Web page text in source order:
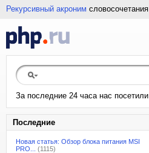
Рекурсивный акроним словосочетания
За последние 24 часа нас посетили
Последние
Новая статья: Обзор блока питания MSI
PRO...
(1115)